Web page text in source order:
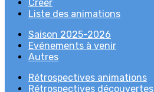
Créer
Liste des animations
Saison 2025-2026
Evénements à venir
Autres
Rétrospectives animations
Rétrospectives découvertes